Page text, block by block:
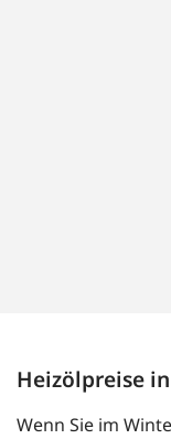
Heizölpreise
Wenn Sie im